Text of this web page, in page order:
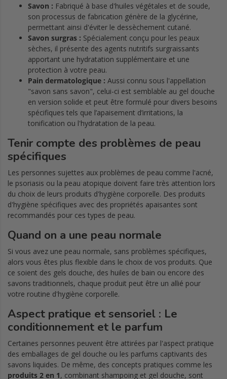
Savon : Fabriqué à base d'huiles végétales et de soude,
son processus de fabrication génère de la glycérine,
permettant ainsi d'éviter le dessèchement cutané.
Savon surgras : Spécialement conçu pour les peaux
sèches, il présente des agents nutritifs surgraissants
apportant une hydratation supplémentaire et une
protection à votre peau.
Pain dermatologique : Aussi connu sous l'appellation
"savon sans savon", celui-ci est semblable au gel douche
en version solide et peut être formulé pour divers besoins
spécifiques tels que l’apaisement d’irritations, la
tonification ou l'hydratation de la peau.
Tenir compte des problèmes de peau
spécifiques
Les personnes sujettes aux problèmes de peau comme l'acné,
le psoriasis ou la peau atopique doivent faire très attention lors
du choix de leurs produits d'hygiène corporelle. Des produits
d'hygiène spécifiques avec des propriétés apaisantes sont
recommandés pour ces types de peau.
Quand on a une peau normale
Si vous avez une peau normale, sans problèmes spécifiques,
alors vous êtes plus flexible dans le choix de vos produits. Que
ce soient des gels douche, des huiles de bain ou encore des
savons traditionnels, chaque produit peut être un allié pour
votre routine d'hygiène corporelle.
Aspect pratique et sensoriel : Le
conditionnement et le parfum
Certaines personnes peuvent être attirées par l'aspect pratique
des emballages de gel douche ou les parfums captivants des
savons liquides. De même, des concepts pratiques comme les
produits 2 en 1, combinant shampoing et gel douche, sont